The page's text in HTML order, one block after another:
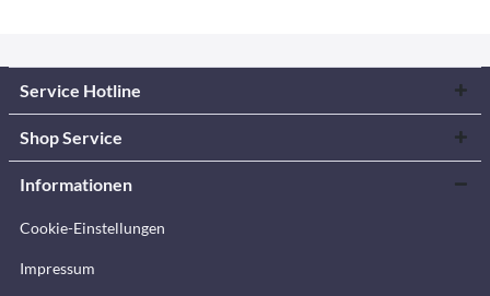
Service Hotline
Shop Service
Informationen
Cookie-Einstellungen
Impressum